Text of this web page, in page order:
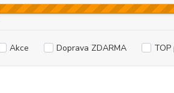
Akce Doprava ZDARMA